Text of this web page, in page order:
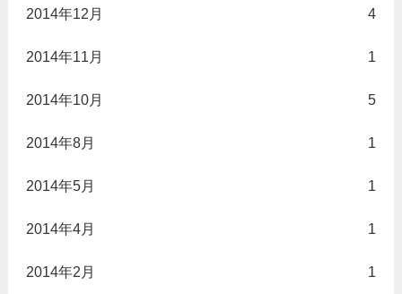
2014年12月 4
2014年11月 1
2014年10月 5
2014年8月 1
2014年5月 1
2014年4月 1
2014年2月 1